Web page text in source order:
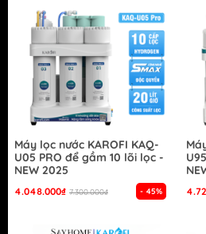
- 45%
Máy lọc nước KAROFI KAQ-
U05 PRO để gầm 10 lõi lọc -
NEW 2025
4.048.000₫ 7.300.000₫